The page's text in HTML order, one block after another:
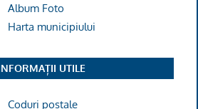
Album Foto
Harta municipiului
UTILE
Coduri poștale